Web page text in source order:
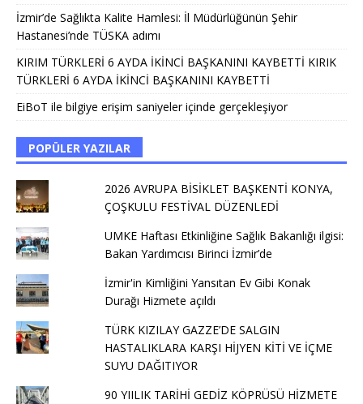
İzmir’de Sağlıkta Kalite Hamlesi: İl Müdürlüğünün Şehir
Hastanesi’nde TÜSKA adımı
KIRIM TÜRKLERİ 6 AYDA İKİNCİ BAŞKANINI KAYBETTİ KIRIK
TÜRKLERİ 6 AYDA İKİNCİ BAŞKANINI KAYBETTİ
EiBoT ile bilgiye erişim saniyeler içinde gerçekleşiyor
POPÜLER YAZILAR
2026 AVRUPA BİSİKLET BAŞKENTİ KONYA,
ÇOŞKULU FESTİVAL DÜZENLEDİ
UMKE Haftası Etkinliğine Sağlık Bakanlığı ilgisi:
Bakan Yardımcısı Birinci İzmir’de
İzmir'in Kimliğini Yansıtan Ev Gibi Konak
Durağı Hizmete açıldı
TÜRK KIZILAY GAZZE’DE SALGIN
HASTALIKLARA KARŞI HİJYEN KİTİ VE İÇME
SUYU DAĞITIYOR
90 YIILIK TARİHİ GEDİZ KÖPRÜSÜ HİZMETE